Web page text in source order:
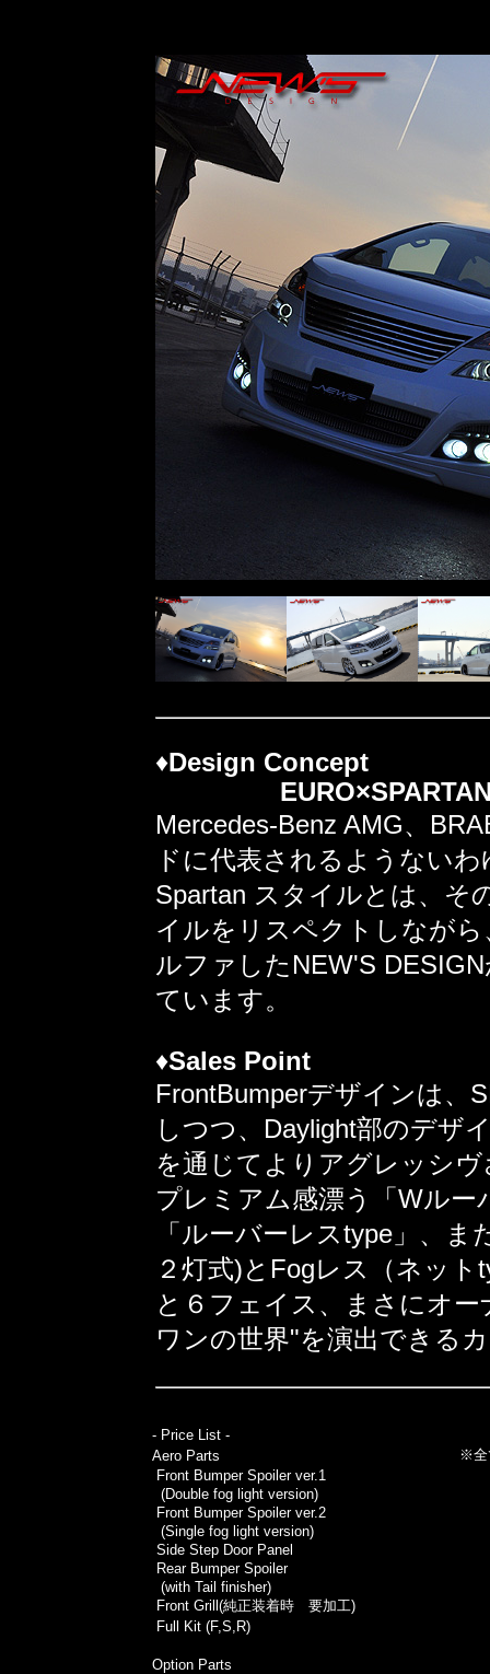
♦Design Concept
Mercedes-Benz AMG、
ドに代表されるようない
Spartan スタイルとは、そ
イルをリスペクトしながら
ルファしたNEW'S
ています。
♦Sales Point
FrontBumperデザインは、
しつつ、Daylight部のデザ
を通じてよりアグレッシ
プレミアム感漂う「Wル
「ルーバーレスtype」、
２灯式)とFogレス（ネッ
と６フェイス、まさにオ
ワンの世界"を演出できる
- Price List -
Aero Parts
※全
Front Bumper Spoiler ver.1
(Double fog light version)
Front Bumper Spoiler ver.2
(Single fog light version)
Side Step Door Panel
Rear Bumper Spoiler
(with Tail finisher)
Front Grill(純正装着時 要加工)
Full Kit (F,S,R)
Option Parts